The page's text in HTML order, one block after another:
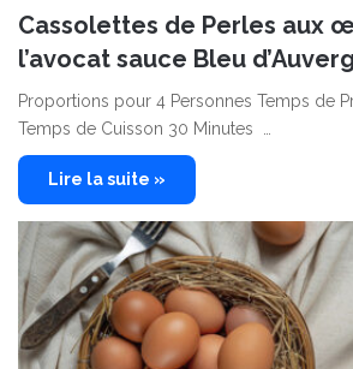
Cassolettes de Perles aux
l’avocat sauce Bleu
Proportions pour 4 Personnes Temps de
Temps de Cuisson 30 Minutes …
Lire la suite »